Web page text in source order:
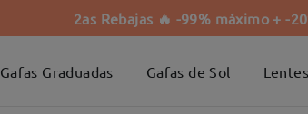
2as Rebajas 🔥 -99% máximo + -
Gafas Graduadas Gafas de Sol Lentes